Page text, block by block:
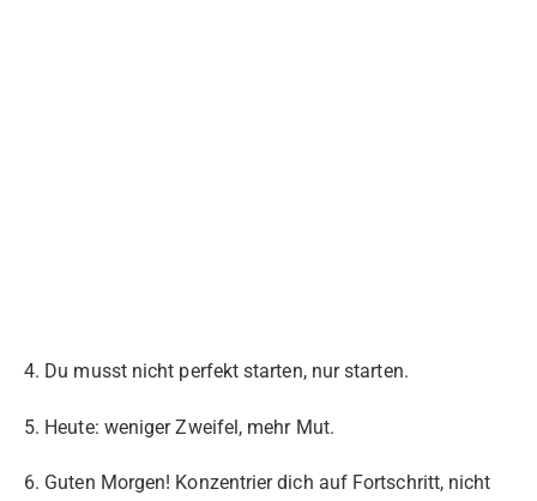
4. Du musst nicht perfekt starten, nur starten.
5. Heute: weniger Zweifel, mehr Mut.
6. Guten Morgen! Konzentrier dich auf Fortschritt, nicht